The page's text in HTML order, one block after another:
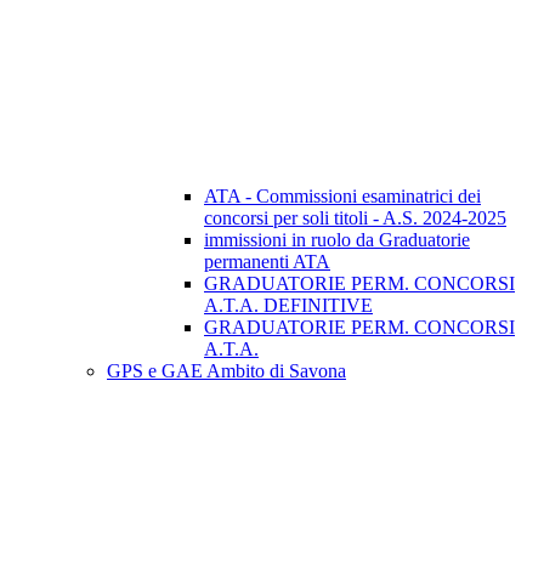
ATA - Commissioni esaminatrici dei
concorsi per soli titoli - A.S. 2024-2025
immissioni in ruolo da Graduatorie
permanenti ATA
GRADUATORIE PERM. CONCORSI
A.T.A. DEFINITIVE
GRADUATORIE PERM. CONCORSI
A.T.A.
GPS e GAE Ambito di Savona